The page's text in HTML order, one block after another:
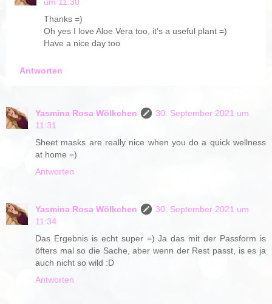
Thanks =)
Oh yes I love Aloe Vera too, it's a useful plant =)
Have a nice day too
Antworten
Yasmina Rosa Wölkchen
30. September 2021 um
11:31
Sheet masks are really nice when you do a quick wellness
at home =)
Antworten
Yasmina Rosa Wölkchen
30. September 2021 um
11:34
Das Ergebnis is echt super =) Ja das mit der Passform is
öfters mal so die Sache, aber wenn der Rest passt, is es ja
auch nicht so wild :D
Antworten